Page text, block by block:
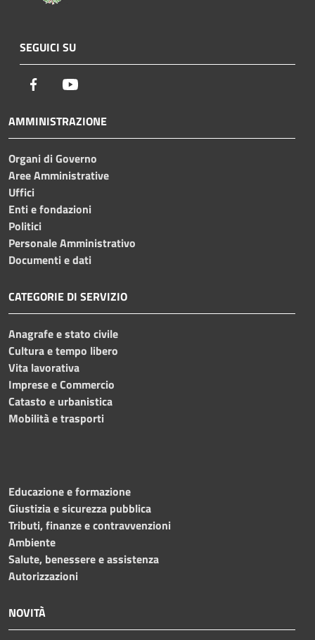
SEGUICI SU
Facebook
AMMINISTRAZIONE
Organi di Governo
Aree Amministrative
Uffici
Enti e fondazioni
Politici
Personale Amministrativo
Documenti e dati
CATEGORIE DI SERVIZIO
Anagrafe e stato civile
Cultura e tempo libero
Vita lavorativa
Imprese e Commercio
Catasto e urbanistica
Mobilità e trasporti
Educazione e formazione
Giustizia e sicurezza pubblica
Tributi, finanze e contravvenzioni
Ambiente
Salute, benessere e assistenza
Autorizzazioni
NOVITÀ